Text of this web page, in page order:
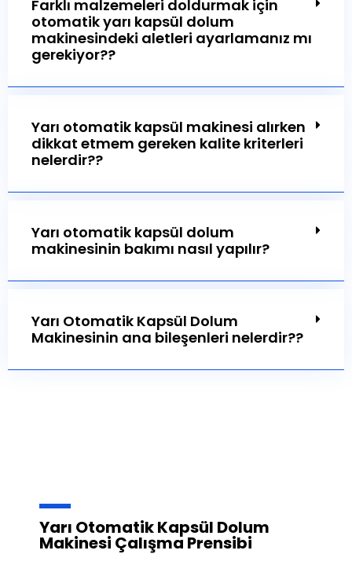
Farklı malzemeleri doldurmak için
otomatik yarı kapsül dolum
makinesindeki aletleri ayarlamanız mı
gerekiyor??
Yarı otomatik kapsül makinesi alırken
dikkat etmem gereken kalite kriterleri
nelerdir??
Yarı otomatik kapsül dolum
makinesinin bakımı nasıl yapılır?
Yarı Otomatik Kapsül Dolum
Makinesinin ana bileşenleri nelerdir??
Yarı Otomatik Kapsül Dolum
Makinesi Çalışma Prensibi